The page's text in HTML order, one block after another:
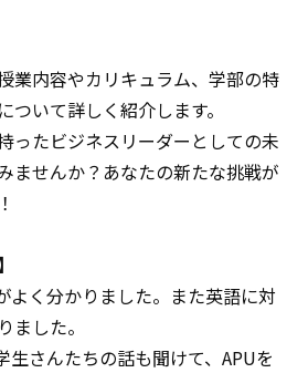
業内容やカリキュラム、学部の特
ついて詳しく紹介します。
ったビジネスリーダーとしての未
ませんか？あなたの新たな挑戦が
よく分かりました。また英語に対
ました。
さんたちの話も聞けて、APUを